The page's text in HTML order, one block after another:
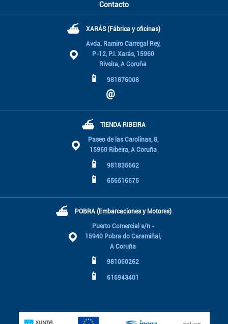
Contacto
⛴ XARÁS (Fábrica y oficinas)
Avda. Ramiro Carregal Rey,
P-12, P.I. Xarás, 15960
Riveira, A Coruña
📱 981876008
@
⛴ TIENDA RIBEIRA
Paseo de las Carolinas, 8,
15960 Ribeira, A Coruña
📱 981835662
📱 656516675
⛴ POBRA (Embarcaciones y Motores)
Puerto Comercial s/n -
15940 Pobra do Caramiñal,
A Coruña
📱 981060262
📱 616943401